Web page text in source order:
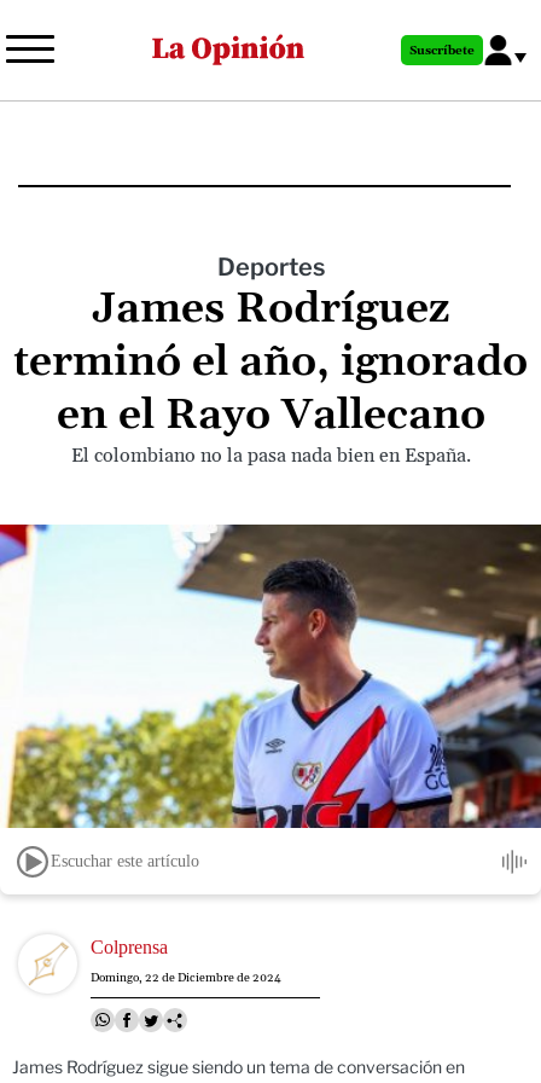
al
principal
Suscríbete
Deportes
James Rodríguez
terminó el año, ignorado
en el Rayo Vallecano
El colombiano no la pasa nada bien en España.
Escuchar este artículo
Image Colprensa
Domingo, 22 de Diciembre de 2024
James Rodríguez sigue siendo un tema de conversación en